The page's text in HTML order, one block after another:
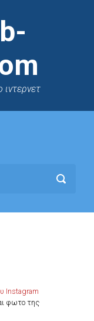
ιντερνετ
Instagram
φωτο της